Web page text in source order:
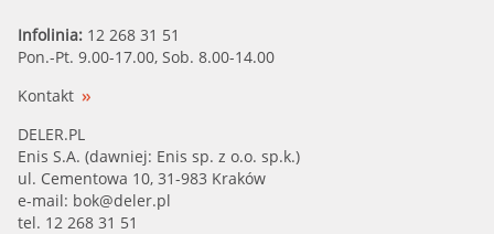
Infolinia: 12 268 31 51
Pon.-Pt. 9.00-17.00, Sob. 8.00-14.00
Kontakt
DELER.PL
Enis S.A. (dawniej: Enis sp. z o.o. sp.k.)
ul. Cementowa 10, 31-983 Kraków
e-mail: bok@deler.pl
tel. 12 268 31 51